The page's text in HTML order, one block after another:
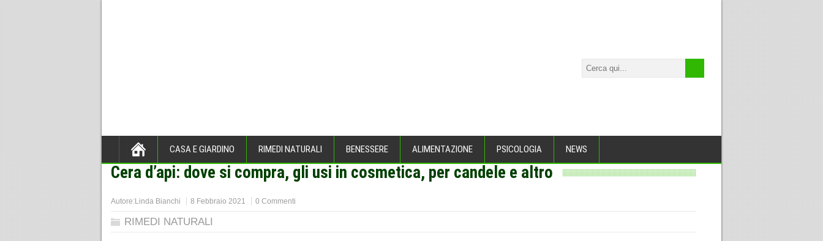
CASA E GIARDINO RIMEDI NATURALI BENESSERE ALIMENTAZIONE PSICOLOGIA NEWS
Home> RIMEDI NATURALI>
Cera d’api: dove si compra, gli usi in cosmetica, per candele e altro
Autore:Linda Bianchi 8 Febbraio 2021 0 Commenti
RIMEDI NATURALI